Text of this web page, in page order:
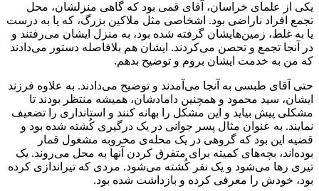
یکی از علمای خراسان، آقای قمی بود که گاهی منزلشان، محل
تجمع افراد ناراضی بود. اشخاصی مثل ملاکین بزرگ، که یا به درست
یا به غلط، زمین‌هایشان گرفته شده بود، به منزل ایشان می‌رفتند و
در آنجا تجمع و تحصن می‌کردند. ایشان هم بلافاصله دستور می‌دادند
که من به خدمت ایشان بروم و توضیح بدهم.
حتی آقای طبسی به آنجا می‌آمدند و توضیح می‌دادند. به علاوه فرزند
ایشان، سید محمود و همچنین دامادشان، همیشه منتظر بودند تا
مشکلی پیش بیاید و این مشکل را بهانه کنند و استانداری را تضعیف
نمایند. به عنوان مثال پسر جوانی در یک درگیری کُشته شده بود و
قضیه این بود که گروهی در یک محله‌ی مخروبه مشغول قمار
بوده‌اند، بچه‌های کمیته برای متفرق کردن آنها به محل می‌روند. یک
تیری رها می‌شود و یک نفر کُشته می‌شود. مردی که تیراندازی کرده
بود، خودش را معرفی کرده و بازداشت شده بود.